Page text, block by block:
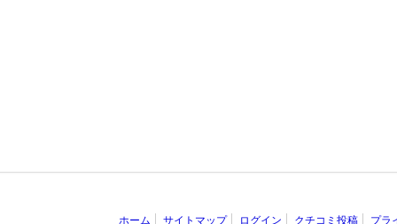
ホーム サイトマップ ログイン クチコミ投稿 プラ